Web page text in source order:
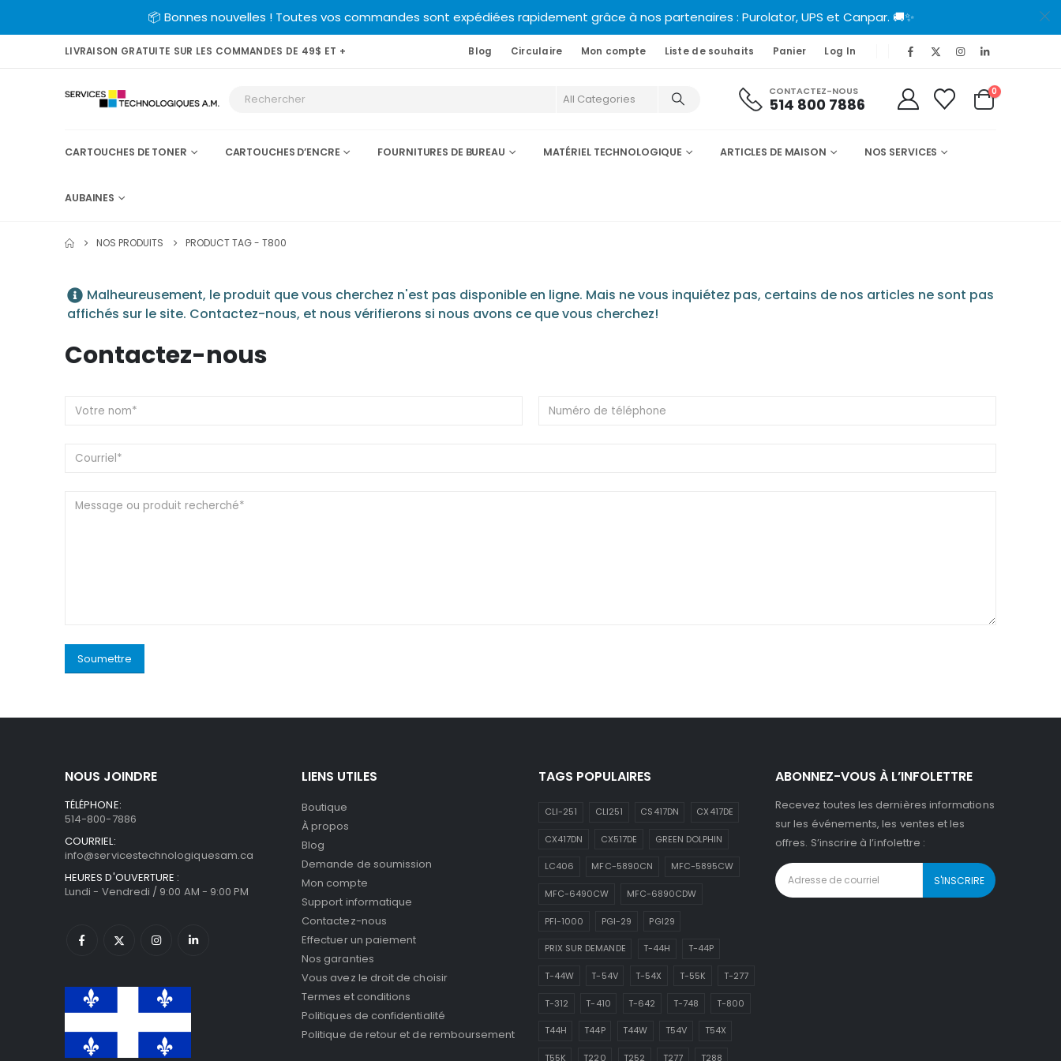
📦 Bonnes nouvelles ! Toutes vos commandes sont expédiées rapidement grâce à nos partenaires : Purolator, UPS et Canpar. 🚚✨
LIVRAISON GRATUITE SUR LES COMMANDES DE 49$ ET + Blog Circulaire Mon compte Liste de souhaits Panier Log In
CONTACTEZ-NOUS
514 800 7886
0
CARTOUCHES DE TONER CARTOUCHES D’ENCRE FOURNITURES DE BUREAU MATÉRIEL TECHNOLOGIQUE ARTICLES DE MAISON NOS SERVICES
AUBAINES
NOS PRODUITS PRODUCT TAG - T800
Malheureusement, le produit que vous cherchez n'est pas disponible en ligne. Mais ne vous inquiétez pas, certains de nos articles ne sont pas
affichés sur le site. Contactez-nous, et nous vérifierons si nous avons ce que vous cherchez!
Contactez-nous
NOUS JOINDRE
TÉLÉPHONE:
514-800-7886
COURRIEL:
info@servicestechnologiquesam.ca
HEURES D'OUVERTURE :
Lundi - Vendredi / 9:00 AM - 9:00 PM
LIENS UTILES
Boutique
À propos
Blog
Demande de soumission
Mon compte
Support informatique
Contactez-nous
Effectuer un paiement
Nos garanties
Vous avez le droit de choisir
Termes et conditions
Politiques de confidentialité
Politique de retour et de remboursement
TAGS POPULAIRES
CLI-251 CLI251 CS417DN CX417DE
CX417DN CX517DE GREEN DOLPHIN
LC406 MFC-5890CN MFC-5895CW
MFC-6490CW MFC-6890CDW
PFI-1000 PGI-29 PGI29
PRIX SUR DEMANDE T-44H T-44P
T-44W T-54V T-54X T-55K T-277
T-312 T-410 T-642 T-748 T-800
T44H T44P T44W T54V T54X
T55K T220 T252 T277 T288
ABONNEZ-VOUS À L’INFOLETTRE
Recevez toutes les dernières informations
sur les événements, les ventes et les
offres. S’inscrire à l’infolettre :